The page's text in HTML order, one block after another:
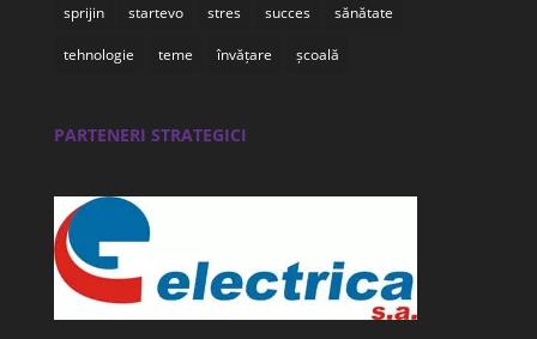
sprijin startevo stres succes sănătate
tehnologie teme învățare școală
PARTENERI STRATEGICI